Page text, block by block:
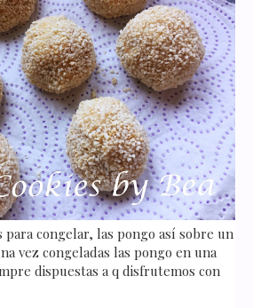
para congelar, las pongo así sobre un
vez congeladas las pongo en una
dispuestas a q disfrutemos con